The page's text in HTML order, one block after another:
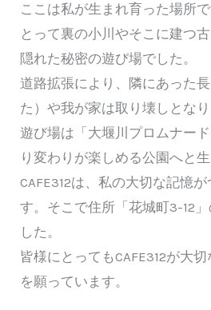
ここは私が生まれ育った場所
とって裏の小川やそこに建つ
隠れた秘密の遊び場でした。
道路拡張により、隣にあった
た）や我が家は取り壊しとな
遊び場は「大堰川プロムナー
り変わりが楽しめる公園へと
CAFE312は、私の大切な記憶
す。そこで住所「花城町3-12
した。
皆様にとってもCAFE312が大
を願っています。